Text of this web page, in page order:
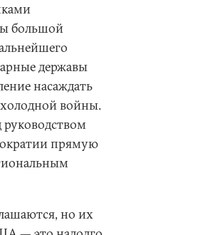
большой
державы
насаждать
войны.
прямую
но их